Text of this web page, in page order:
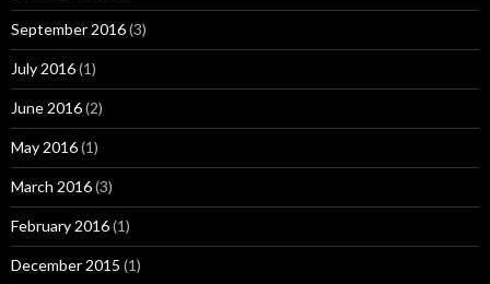
September 2016(3)
July 2016(1)
June 2016(2)
May 2016(1)
March 2016(3)
February 2016(1)
December 2015 (1)